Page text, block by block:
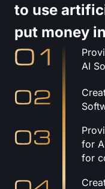
to use
put money
AI
for
for